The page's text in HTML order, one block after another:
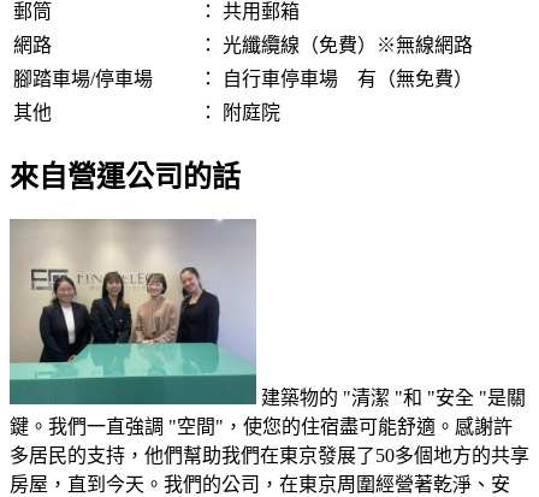
郵筒
： 共用郵箱
網路
： 光纖纜線（免費）※無線網路
腳踏車場/停車場
：
自行車停車場 有（無免費）
其他
： 附庭院
來自營運公司的話
建築物的 "清潔 "和 "安全 "是關
鍵。我們一直強調 "空間"，使您的住宿盡可能舒適。感謝許
多居民的支持，他們幫助我們在東京發展了50多個地方的共享
房屋，直到今天。我們的公司，在東京周圍經營著乾淨、安